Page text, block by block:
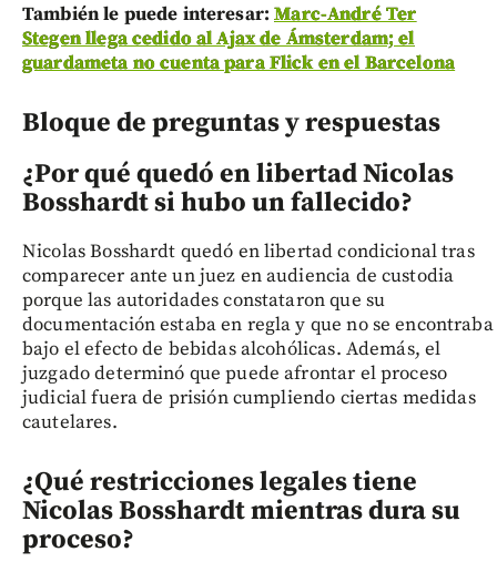
También le puede interesar:Marc-André Ter
Stegen llega cedido al Ajax de Ámsterdam; el
guardameta no cuenta para Flick en el Barcelona
Bloque de preguntas y respuestas
¿Por qué quedó en libertad Nicolas
Bosshardt si hubo un fallecido?
Nicolas Bosshardt quedó en libertad condicional tras
comparecer ante un juez en audiencia de custodia
porque las autoridades constataron que su
documentación estaba en regla y que no se encontraba
bajo el efecto de bebidas alcohólicas. Además, el
juzgado determinó que puede afrontar el proceso
judicial fuera de prisión cumpliendo ciertas medidas
cautelares.
¿Qué restricciones legales tiene
Nicolas Bosshardt mientras dura su
proceso?